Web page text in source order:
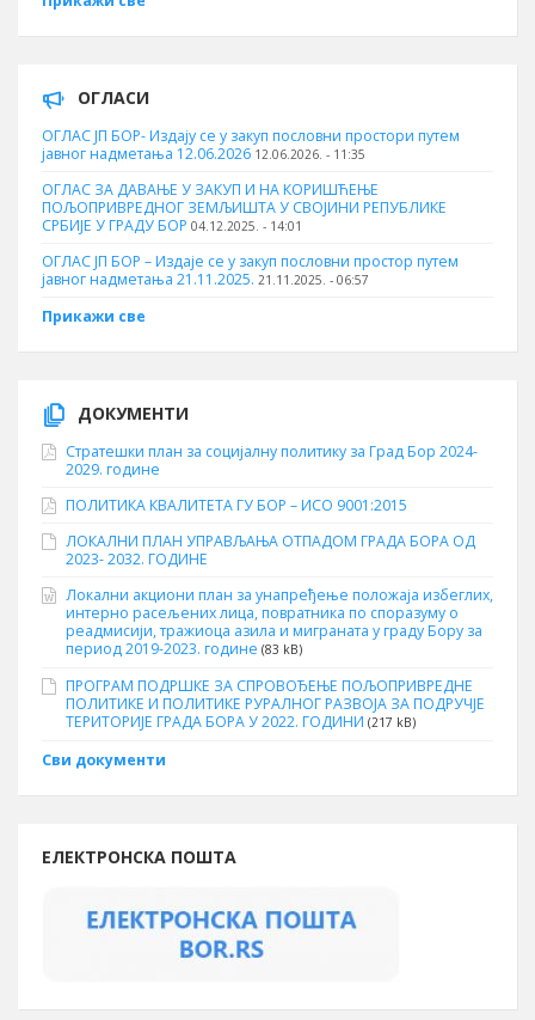
ОГЛАСИ
ОГЛАС ЈП БОР- Издају се у закуп пословни простори путем
јавног надметања 12.06.2026 12.06.2026. - 11:35
ОГЛАС ЗА ДАВАЊЕ У ЗАКУП И НА КОРИШЋЕЊЕ
ПОЉОПРИВРЕДНОГ ЗЕМЉИШТА У СВОЈИНИ РЕПУБЛИКЕ
СРБИЈЕ У ГРАДУ БОР 04.12.2025. - 14:01
ОГЛАС ЈП БОР – Издаје се у закуп пословни простор путем
јавног надметања 21.11.2025. 21.11.2025. - 06:57
Прикажи све
ДОКУМЕНТИ
Стратешки план за социјалну политику за Град Бор 2024-
2029. године
ПОЛИТИКА КВАЛИТЕТА ГУ БОР – ИСО 9001:2015
ЛОКАЛНИ ПЛАН УПРАВЉАЊА ОТПАДОМ ГРАДА БОРА ОД
2023- 2032. ГОДИНЕ
Локални акциони план за унапређење положаја избеглих,
интерно расељених лица, повратника по споразуму о
реадмисији, тражиоца азила и миграната у граду Бору за
период 2019-2023. године (83 kB)
ПРОГРАМ ПОДРШКЕ ЗА СПРОВОЂЕЊЕ ПОЉОПРИВРЕДНЕ
ПОЛИТИКЕ И ПОЛИТИКЕ РУРАЛНОГ РАЗВОЈА ЗА ПОДРУЧЈЕ
ТЕРИТОРИЈЕ ГРАДА БОРА У 2022. ГОДИНИ (217 kB)
Сви документи
ЕЛЕКТРОНСКА ПОШТА